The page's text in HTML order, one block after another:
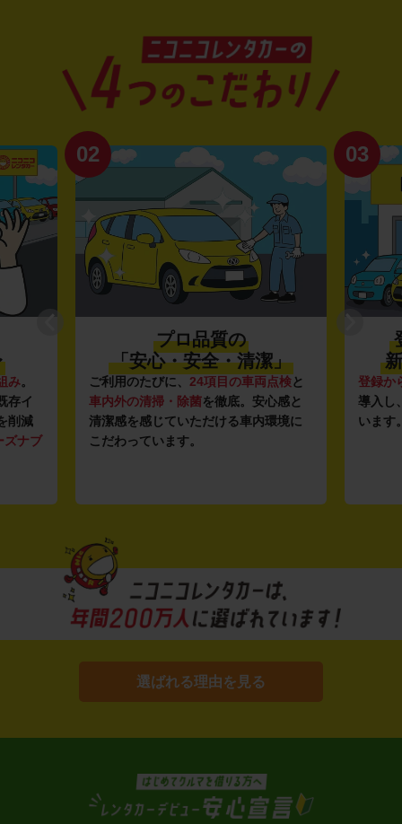
み。
存イ
削減
ズナブ
02
プロ品質の
「安心・安全・清潔」
ご利用のたびに、 24項目の車両点検と
車内外の清掃・除菌を徹底。安心感と
清潔感を感じていただける車内環境に
こだわっています。
03
登録か
導入し
います
選ばれる理由を見る